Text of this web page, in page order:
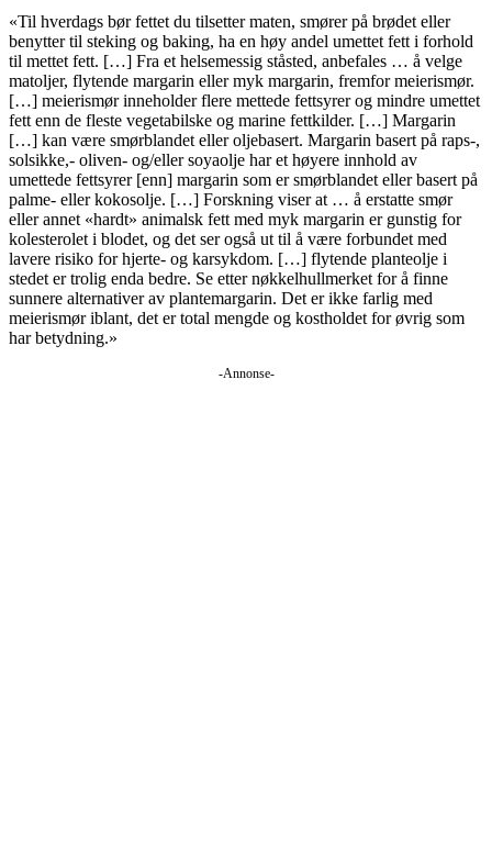
«Til hverdags bør fettet du tilsetter maten, smører på brødet eller
benytter til steking og baking, ha en høy andel umettet fett i forhold
til mettet fett. […] Fra et helsemessig ståsted, anbefales … å velge
matoljer, flytende margarin eller myk margarin, fremfor meierismør.
[…] meierismør inneholder flere mettede fettsyrer og mindre umettet
fett enn de fleste vegetabilske og marine fettkilder. […] Margarin
[…] kan være smørblandet eller oljebasert. Margarin basert på raps-,
solsikke,- oliven- og/eller soyaolje har et høyere innhold av
umettede fettsyrer [enn] margarin som er smørblandet eller basert på
palme- eller kokosolje. […] Forskning viser at … å erstatte smør
eller annet «hardt» animalsk fett med myk margarin er gunstig for
kolesterolet i blodet, og det ser også ut til å være forbundet med
lavere risiko for hjerte- og karsykdom. […] flytende planteolje i
stedet er trolig enda bedre. Se etter nøkkelhullmerket for å finne
sunnere alternativer av plantemargarin. Det er ikke farlig med
meierismør iblant, det er total mengde og kostholdet for øvrig som
har betydning.»
-Annonse-